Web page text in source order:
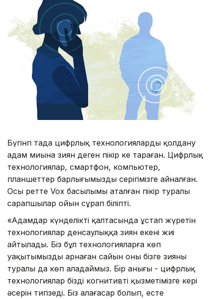
Бүгінгі таңда цифрлық технологияларды қолдану
адам миына зиян деген пікір кең тараған. Цифрлық
технологиялар, смартфон, компьютер,
планшеттер барлығымыздың серігімізге айналған.
Осы ретте Vox басылымы аталған пікір туралы
сарапшылар ойын сұрап біліпті.
«Адамдар күнделікті қалтасында ұстап жүретін
технологиялар денсаулыққа зиян екені жиі
айтылады. Біз бұл технологияларға көп
уақытымызды арнаған сайын оның бізге зияны
туралы да көп алаңдаймыз. Бір анығы - цифрлық
технологиялар біздің когнитивті қызметімізге кері
әсерін тигізеді. Біз алаңғасар болып, есте